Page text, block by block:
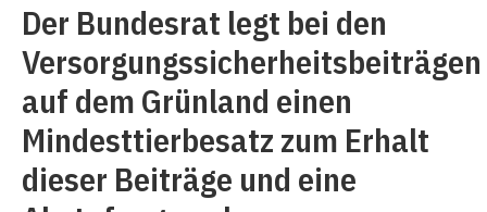
Der Bundesrat legt bei den
Versorgungssicherheitsbeiträgen
auf dem Grünland einen
Mindesttierbesatz zum Erhalt
dieser Beiträge und eine